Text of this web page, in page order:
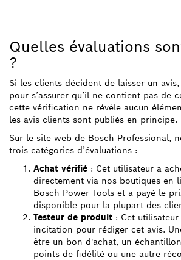
Quelles évaluations
?
Si les clients décident de laisser un
pour s’assurer qu’il ne contient pas de
cette vérification ne révèle aucun
les avis clients sont publiés en principe.
Sur le site web de Bosch Professional,
trois catégories d’évaluations :
Achat vérifié : Cet utilisateur a
directement via nos boutiques en
Bosch Power Tools et a payé le
disponible pour la plupart des
Testeur de produit : Cet
incitation pour rédiger cet avis.
être un bon d'achat, un
points de fidélité ou une autre